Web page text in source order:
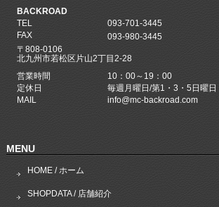
BACKROAD
TEL
093-701-3445
FAX
093-980-3445
〒808-0106
北九州市若松区片山2丁目2-28
営業時間
10：00～19：00
定休日
毎週月曜日/第1・3・5日曜日
MAIL
info@mc-backroad.com
MENU
HOME / ホーム
SHOPDATA / 店舗紹介